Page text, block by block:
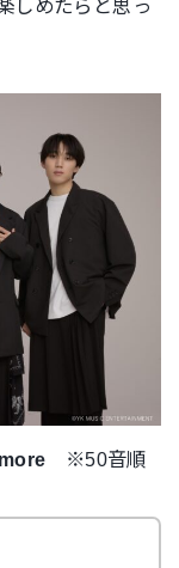
しめたらと思っ
※50音順